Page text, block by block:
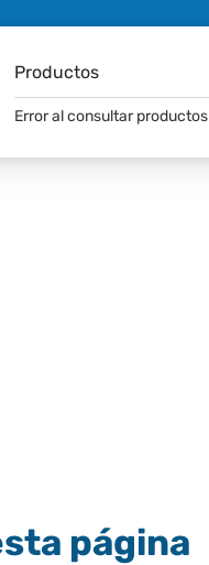
página
Productos
Error al consultar productos